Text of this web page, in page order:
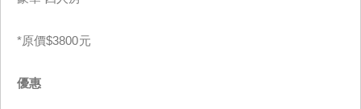
*原價$3800元
優惠